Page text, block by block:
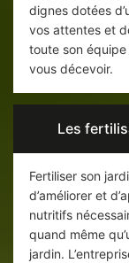
dignes dotées
vos attentes et
toute son
vous décevoir.
Les
Fertiliser son
d’améliorer et
nutritifs
quand même
jardin.